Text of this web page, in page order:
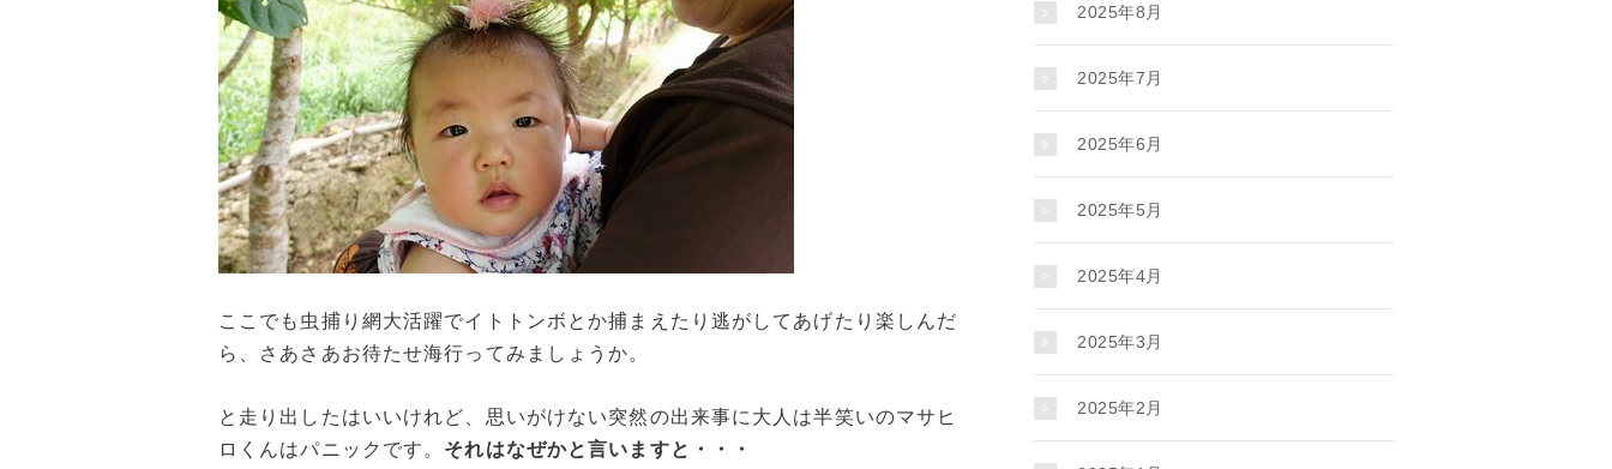
ここでも虫捕り網大活躍でイトトンボとか捕まえたり逃がしてあげたり楽しんだ
ら、さあさあお待たせ海行ってみましょうか。
と走り出したはいいけれど、思いがけない突然の出来事に大人は半笑いのマサヒ
ロくんはパニックです。 それはなぜかと言いますと・・・
2025年8月
2025年7月
2025年6月
2025年5月
2025年4月
2025年3月
2025年2月